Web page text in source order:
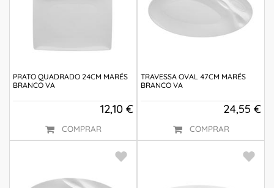
PRATO QUADRADO 24CM MARÉS
BRANCO VA
12,10 €
COMPRAR
TRAVESSA OVAL 47CM MARÉS
BRANCO VA
24,55 €
COMPRAR